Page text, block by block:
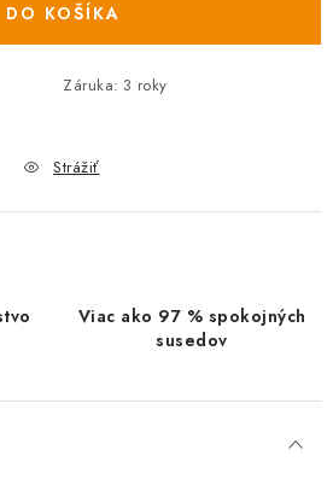
DO KOŠÍKA
Záruka: 3 roky
Strážiť
Viac ako 97 % spokojných
susedov